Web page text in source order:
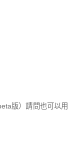
版）請問也可以用